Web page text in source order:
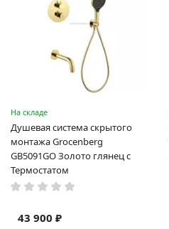
На складе
Душевая система скрытого
монтажа Grocenberg
GB5091GO Золото глянец с
Термостатом
43 900 ₽